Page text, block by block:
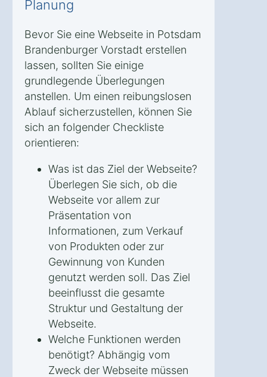
Planung
Bevor Sie eine Webseite in Potsdam
Brandenburger Vorstadt erstellen
lassen, sollten Sie einige
grundlegende Überlegungen
anstellen. Um einen reibungslosen
Ablauf sicherzustellen, können Sie
sich an folgender Checkliste
orientieren:
Was ist das Ziel der Webseite?
Überlegen Sie sich, ob die
Webseite vor allem zur
Präsentation von
Informationen, zum Verkauf
von Produkten oder zur
Gewinnung von Kunden
genutzt werden soll. Das Ziel
beeinflusst die gesamte
Struktur und Gestaltung der
Webseite.
Welche Funktionen werden
benötigt? Abhängig vom
Zweck der Webseite müssen